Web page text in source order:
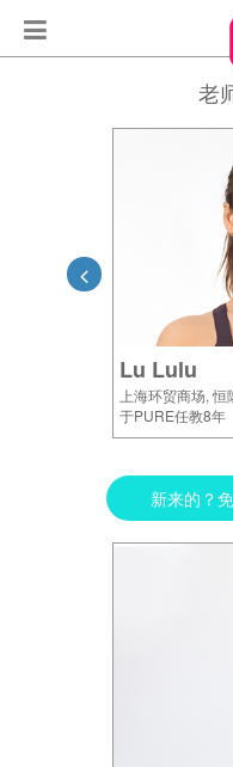
老
Lu Lulu
上海环贸商场, 恒
于PURE任教8年
新来的？